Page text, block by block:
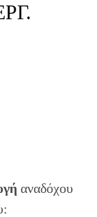
αναδόχου